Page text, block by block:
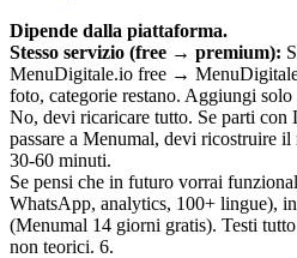
Dipende dalla piattaforma.
Stesso servizio (free → premium):
MenuDigitale.io free →
foto, categorie restano. Aggiungi
No, devi ricaricare tutto. Se parti
passare a Menumal, devi ricostruire
30-60 minuti.
Se pensi che in futuro vorrai
WhatsApp, analytics, 100+ lingue),
(Menumal 14 giorni gratis). Testi
non teorici. 6.